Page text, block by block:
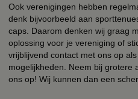
Ook verenigingen hebben
denk bijvoorbeeld aan
caps. Daarom denken wij graag
oplossing voor je vereniging of
vrijblijvend contact met ons op
mogelijkheden. Neem bij grotere
ons op! Wij kunnen dan een